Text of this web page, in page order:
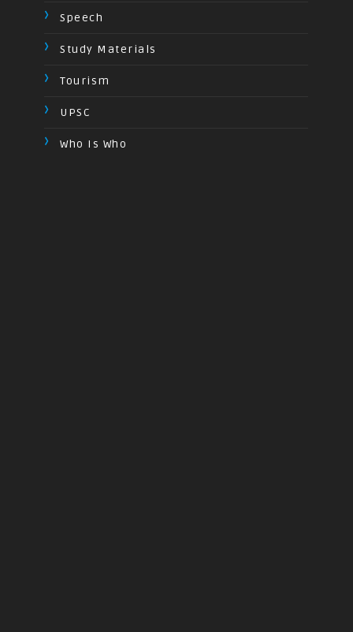
Speech
Study Materials
Tourism
UPSC
Who Is Who